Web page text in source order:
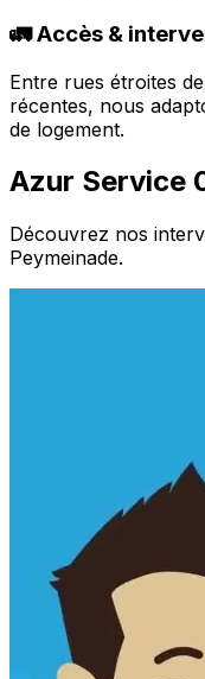
🚛 Accès &
Entre rues étroites
récentes, nous
de logement.
Azur Service
Découvrez nos
Peymeinade.